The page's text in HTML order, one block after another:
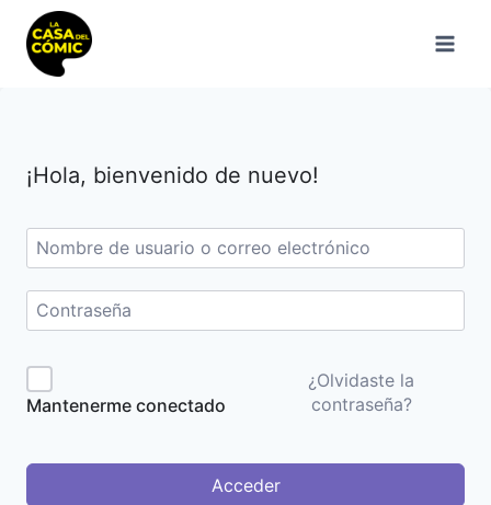
Saltar
contenido
¡Hola, bienvenido de nuevo!
Mantenerme conectado
¿Olvidaste la
contraseña?
Acceder